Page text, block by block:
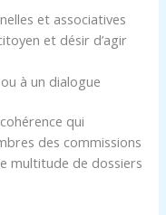
et associatives
et désir d’agir
à un dialogue
qui
des commissions
multitude de dossiers